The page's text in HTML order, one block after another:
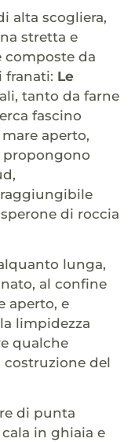
alta scogliera,
stretta e
composte da
franati: Le
tanto da farne
fascino
aperto,
propongono
di roccia
lunga,
al confine
aperto, e
limpidezza
qualche
costruzione del
di punta
in ghiaia e